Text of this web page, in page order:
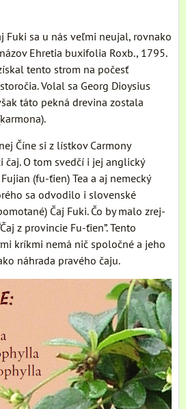
Fuki sa u nás veľmi neujal, rovnako
Ehretia buxifolia Roxb., 1795.
tento strom na počesť
Volal sa Georg Dioysius
táto pekná drevina zostala
Číne si z lístkov Carmony
O tom svedčí i jej anglický
(fu-ťien) Tea a aj nemecký
sa odvodilo i slovenské
Čaj Fuki. Čo by malo zrej-
z provincie Fu-ťien”. Tento
kríkmi nemá nič spoločné a jeho
náhrada pravého čaju.